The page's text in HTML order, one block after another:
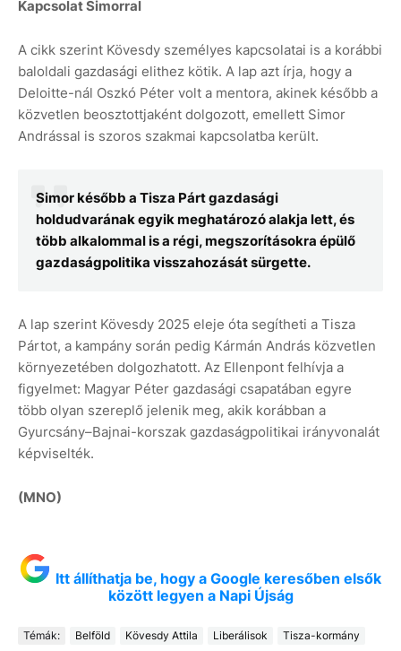
Kapcsolat Simorral
A cikk szerint Kövesdy személyes kapcsolatai is a korábbi
baloldali gazdasági elithez kötik. A lap azt írja, hogy a
Deloitte-nál Oszkó Péter volt a mentora, akinek később a
közvetlen beosztottjaként dolgozott, emellett Simor
Andrással is szoros szakmai kapcsolatba került.
Simor később a Tisza Párt gazdasági
holdudvarának egyik meghatározó alakja lett, és
több alkalommal is a régi, megszorításokra épülő
gazdaságpolitika visszahozását sürgette.
A lap szerint Kövesdy 2025 eleje óta segítheti a Tisza
Pártot, a kampány során pedig Kármán András közvetlen
környezetében dolgozhatott. Az Ellenpont felhívja a
figyelmet: Magyar Péter gazdasági csapatában egyre
több olyan szereplő jelenik meg, akik korábban a
Gyurcsány–Bajnai-korszak gazdaságpolitikai irányvonalát
képviselték.
(MNO)
Itt állíthatja be, hogy a Google keresőben elsők
között legyen a Napi Újság
Témák: Belföld Kövesdy Attila Liberálisok Tisza-kormány